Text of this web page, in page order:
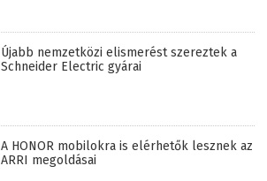
Újabb nemzetközi elismerést szereztek a
Schneider Electric gyárai
A HONOR mobilokra is elérhetők lesznek az
ARRI megoldásai